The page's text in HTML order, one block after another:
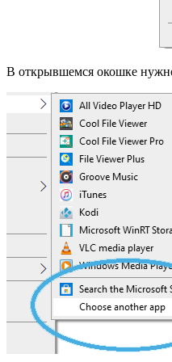
В открывшемся окошке